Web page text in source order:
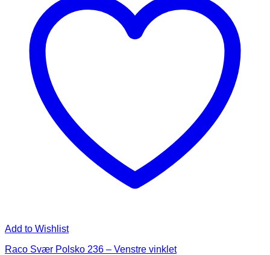
Add to Wishlist
Raco Svær Polsko 236 – Venstre vinklet